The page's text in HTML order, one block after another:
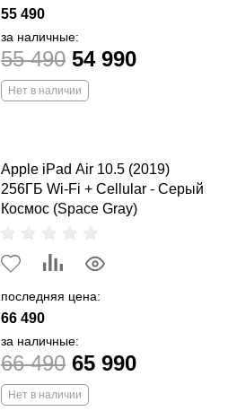
55 490
за наличные:
55 490 54 990
Нет в наличии
Apple iPad Air 10.5 (2019)
256ГБ Wi-Fi + Cellular - Серый
Космос (Space Gray)
последняя цена:
66 490
за наличные:
66 490 65 990
Нет в наличии